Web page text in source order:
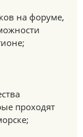
на форуме,
проходят